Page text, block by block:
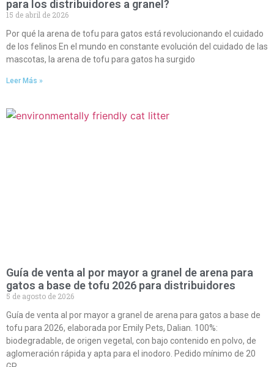
para los distribuidores a granel?
15 de abril de 2026
Por qué la arena de tofu para gatos está revolucionando el cuidado
de los felinos En el mundo en constante evolución del cuidado de las
mascotas, la arena de tofu para gatos ha surgido
Leer Más »
Guía de venta al por mayor a granel de arena para
gatos a base de tofu 2026 para distribuidores
5 de agosto de 2026
Guía de venta al por mayor a granel de arena para gatos a base de
tofu para 2026, elaborada por Emily Pets, Dalian. 100%:
biodegradable, de origen vegetal, con bajo contenido en polvo, de
aglomeración rápida y apta para el inodoro. Pedido mínimo de 20